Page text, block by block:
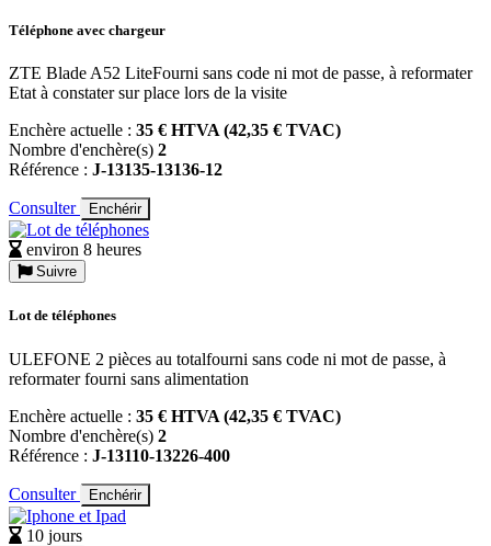
Téléphone avec chargeur
ZTE Blade A52 LiteFourni sans code ni mot de passe, à reformater
Etat à constater sur place lors de la visite
Enchère actuelle : 35 € HTVA (42,35 € TVAC)
Nombre d'enchère(s) 2
Référence : J-13135-13136-12
Consulter Enchérir
environ 8 heures
Suivre
Lot de téléphones
ULEFONE 2 pièces au totalfourni sans code ni mot de passe, à
reformater fourni sans alimentation
Enchère actuelle : 35 € HTVA (42,35 € TVAC)
Nombre d'enchère(s) 2
Référence : J-13110-13226-400
Consulter Enchérir
10 jours